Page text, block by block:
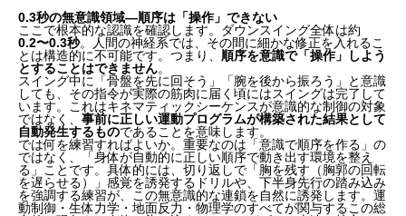
0.3秒の無意識領域—順序は「操作」できない
ここで根本的な認識を確認します。ダウンスイング全体は約
0.2〜0.3秒。人間の神経系では、その間に細かな修正を入れるこ
とは構造的に不可能です。つまり、 順序を意識で「操作」しよう
とすることはできません。
スイング中に「骨盤を先に回そう」「腕を後から振ろう」と意識
しても、その指令が実際の筋肉に届く頃にはスイングは完了して
います。これはキネマティックシーケンスが意識的な制御の対象
ではなく、 事前に正しい運動プログラムが構築された結果として
自動発生するものであることを意味します。
では何を練習すればよいか。重要なのは「意識で順序を作る」の
ではなく、「身体が自動的に正しい順序で動き出す環境を整え
る」ことです。具体的には、切り返しで「胸を残す（胸郭の回転
を遅らせる）」感覚を誘発するドリルや、下半身先行の踏み込み
を強調する練習が、この無意識的な連鎖を自然に誘発します。運
動制御・生体力学・地面反力・物理学のすべてが関与するこの総